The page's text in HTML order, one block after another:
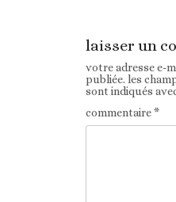
laisser un
votre adresse e-
publiée. les
sont indiqués
commentaire*